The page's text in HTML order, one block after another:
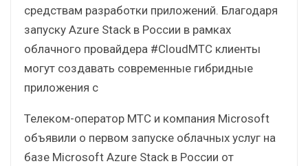
средствам разработки приложений. Благодаря
запуску Azure Stack в России в рамках
облачного провайдера #CloudМТС клиенты
могут создавать современные гибридные
приложения с
Телеком-оператор МТС и компания Microsoft
объявили о первом запуске облачных услуг на
базе Microsoft Azure Stack в России от